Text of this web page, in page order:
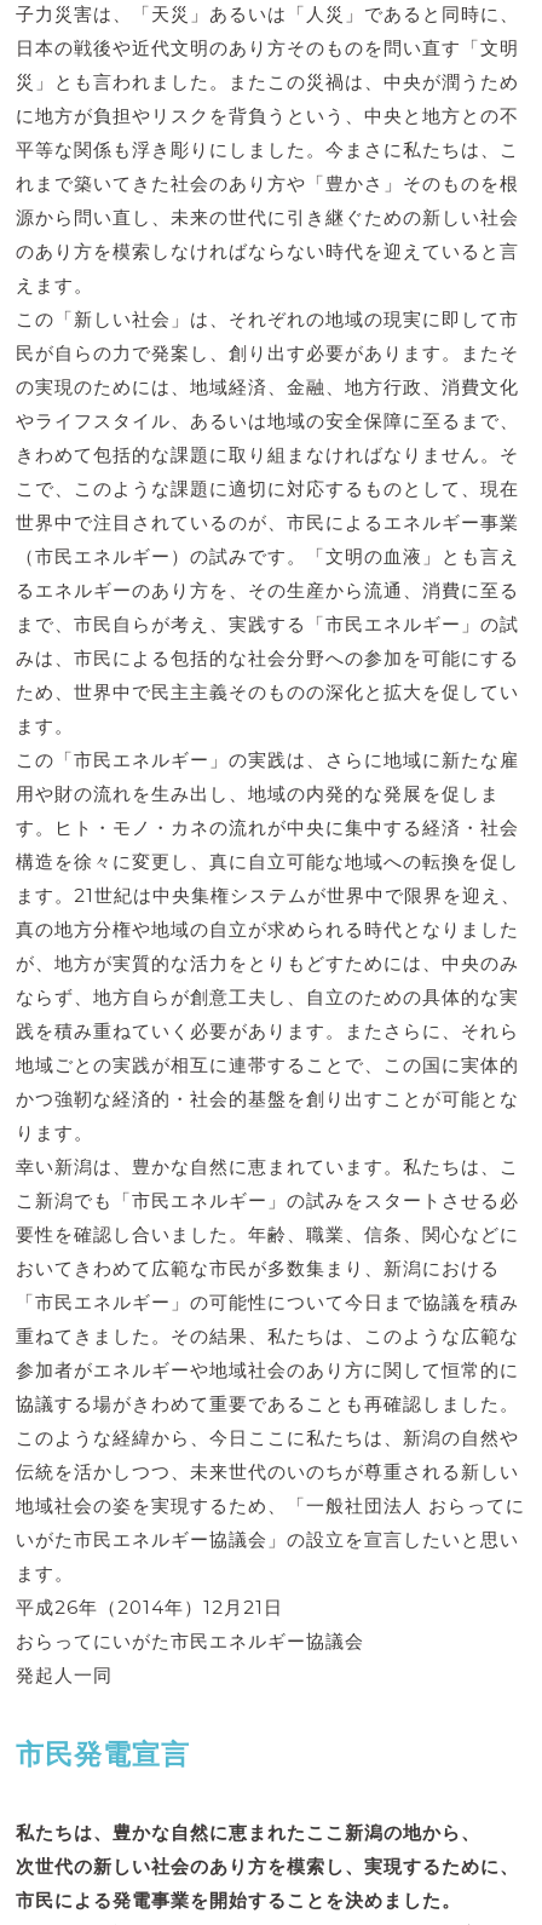
子力災害は、「天災」あるいは「人災」であると同時に、
日本の戦後や近代文明のあり方そのものを問い直す「文明
災」とも言われました。またこの災禍は、中央が潤うため
に地方が負担やリスクを背負うという、中央と地方との不
平等な関係も浮き彫りにしました。今まさに私たちは、こ
れまで築いてきた社会のあり方や「豊かさ」そのものを根
源から問い直し、未来の世代に引き継ぐための新しい社会
のあり方を模索しなければならない時代を迎えていると言
えます。
この「新しい社会」は、それぞれの地域の現実に即して市
民が自らの力で発案し、創り出す必要があります。またそ
の実現のためには、地域経済、金融、地方行政、消費文化
やライフスタイル、あるいは地域の安全保障に至るまで、
きわめて包括的な課題に取り組まなければなりません。そ
こで、このような課題に適切に対応するものとして、現在
世界中で注目されているのが、市民によるエネルギー事業
（市民エネルギー）の試みです。「文明の血液」とも言え
るエネルギーのあり方を、その生産から流通、消費に至る
まで、市民自らが考え、実践する「市民エネルギー」の試
みは、市民による包括的な社会分野への参加を可能にする
ため、世界中で民主主義そのものの深化と拡大を促してい
ます。
この「市民エネルギー」の実践は、さらに地域に新たな雇
用や財の流れを生み出し、地域の内発的な発展を促しま
す。ヒト・モノ・カネの流れが中央に集中する経済・社会
構造を徐々に変更し、真に自立可能な地域への転換を促し
ます。21世紀は中央集権システムが世界中で限界を迎え、
真の地方分権や地域の自立が求められる時代となりました
が、地方が実質的な活力をとりもどすためには、中央のみ
ならず、地方自らが創意工夫し、自立のための具体的な実
践を積み重ねていく必要があります。またさらに、それら
地域ごとの実践が相互に連帯することで、この国に実体的
かつ強靭な経済的・社会的基盤を創り出すことが可能とな
ります。
幸い新潟は、豊かな自然に恵まれています。私たちは、こ
こ新潟でも「市民エネルギー」の試みをスタートさせる必
要性を確認し合いました。年齢、職業、信条、関心などに
おいてきわめて広範な市民が多数集まり、新潟における
「市民エネルギー」の可能性について今日まで協議を積み
重ねてきました。その結果、私たちは、このような広範な
参加者がエネルギーや地域社会のあり方に関して恒常的に
協議する場がきわめて重要であることも再確認しました。
このような経緯から、今日ここに私たちは、新潟の自然や
伝統を活かしつつ、未来世代のいのちが尊重される新しい
地域社会の姿を実現するため、「一般社団法人 おらってに
いがた市民エネルギー協議会」の設立を宣言したいと思い
ます。
平成26年（2014年）12月21日
おらってにいがた市民エネルギー協議会
発起人一同
市民発電宣言
私たちは、豊かな自然に恵まれたここ新潟の地から、
次世代の新しい社会のあり方を模索し、実現するために、
市民による発電事業を開始することを決めました。